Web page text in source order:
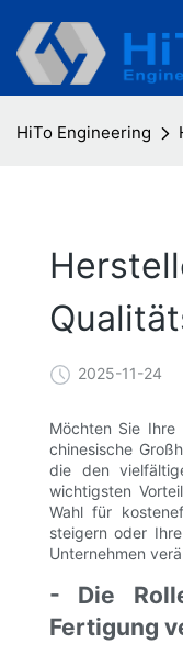
HiTo Engineering
2025-11-24
Möchten Sie Ihre
chinesische
die den
wichtigsten
Wahl für
steigern oder
Unternehmen
- Die
Fertigung